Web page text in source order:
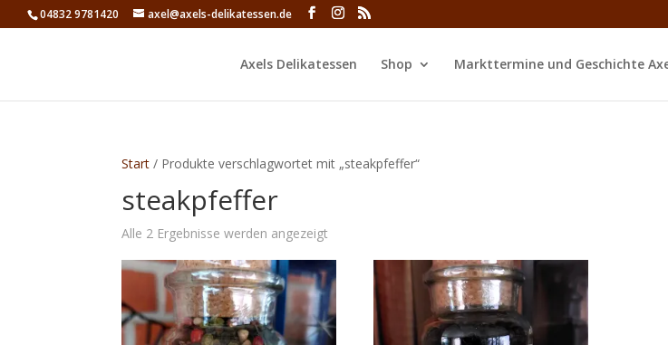
04832 9781420 axel@axels-delikatessen.de
Axels Delikatessen Shop Markttermine und Geschichte
Start / Produkte verschlagwortet mit „steakpfeffer“
steakpfeffer
Alle 2 Ergebnisse werden angezeigt